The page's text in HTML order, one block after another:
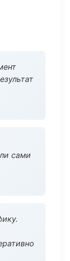
сами